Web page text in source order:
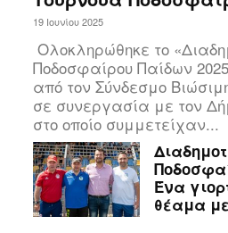
19 Ιουνίου 2025
Ολοκληρώθηκε το
Ποδοσφαίρου Παίδων
από τον Σύνδεσμο
σε συνεργασία με τον
στο οποίο συμμετείχαν...
Ένα
θέαμα